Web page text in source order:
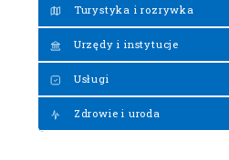
Turystyka i rozrywka
Urzędy i instytucje
Usługi
Zdrowie i uroda